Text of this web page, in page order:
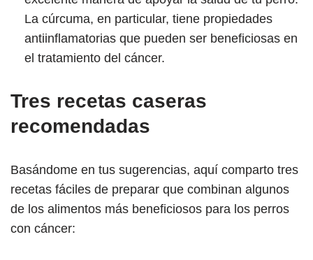
La cúrcuma, en particular, tiene propiedades
antiinflamatorias que pueden ser beneficiosas en
el tratamiento del cáncer.
Tres recetas caseras
recomendadas
Basándome en tus sugerencias, aquí comparto tres
recetas fáciles de preparar que combinan algunos
de los alimentos más beneficiosos para los perros
con cáncer: